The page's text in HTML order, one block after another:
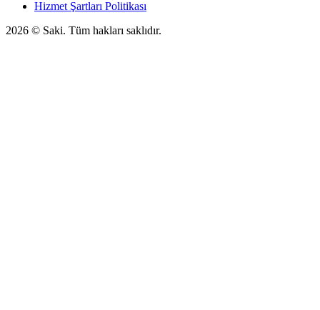
Hizmet Şartları Politikası
2026 © Saki. Tüm hakları saklıdır.